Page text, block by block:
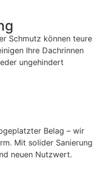
Schmutz können teure
Ihre Dachrinnen
ungehindert
Belag – wir
Mit solider Sanierung
neuen Nutzwert.